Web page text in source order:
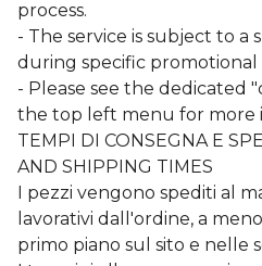
process.
- The service is subject to a
during specific promotional
- Please see the dedicated
the top left menu for more
TEMPI DI CONSEGNA E
AND SHIPPING TIMES
I pezzi vengono spediti al
lavorativi dall'ordine, a
primo piano sul sito e nelle